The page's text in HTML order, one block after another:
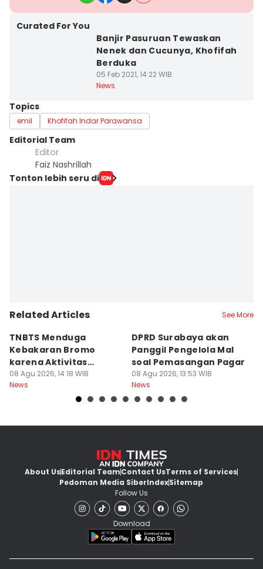
Curated For You
Banjir Pasuruan Tewaskan
Nenek dan Cucunya, Khofifah
Berduka
05 Feb 2021, 14:22 WIB
News
Topics
emil Khofifah Indar Parawansa
Editorial Team
Editor
Faiz Nashrillah
Tonton lebih seru di
Related Articles See More
TNBTS Menduga
Kebakaran Bromo
karena Aktivitas
Manusia
08 Agu 2026, 14:18 WIB
News
DPRD Surabaya akan
Panggil Pengelola Mal
soal Pemasangan Pagar
08 Agu 2026, 13:53 WIB
News
About UsEditorial TeamContact UsTerms of Services
Pedoman Media SiberIndexSitemap
Follow Us
Download